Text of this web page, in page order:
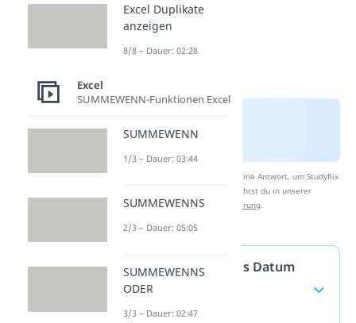
Nach Beantwortung speichern wir deine Antwort, um Studyflix
zu verbessern. Mehr dazu erfährst du in unserer
Datenschutzerklärung.
Excel Wochentag aus Datum
— häufigste Fragen
(ausklappen)
Excel Duplikate
anzeigen
8/8 – Dauer: 02:28
Excel
SUMMEWENN-Funktionen Excel
SUMMEWENN
1/3 – Dauer: 03:44
SUMMEWENNS
2/3 – Dauer: 05:05
SUMMEWENNS
ODER
3/3 – Dauer: 02:47